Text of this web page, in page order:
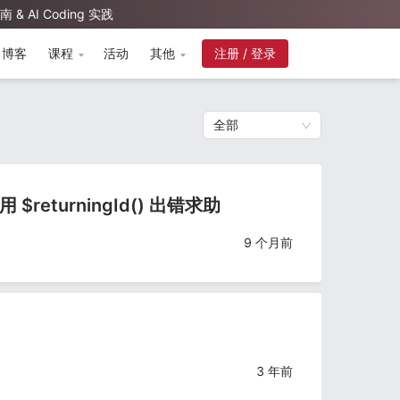
& AI Coding 实践
博客 课程 活动 其他 注册 / 登录
全部
$returningId() 出错求助
9 个月前
3 年前